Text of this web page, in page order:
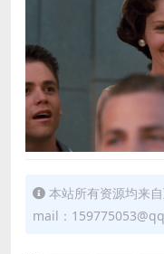
本站所有资源均来
mail：